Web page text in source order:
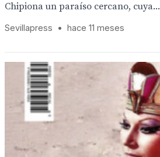
Chipiona un paraíso cercano, cuya...
Sevillapress • hace 11 meses